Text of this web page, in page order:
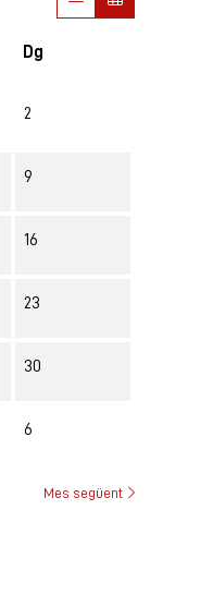
Dg
2
9
16
23
30
6
Mes següent